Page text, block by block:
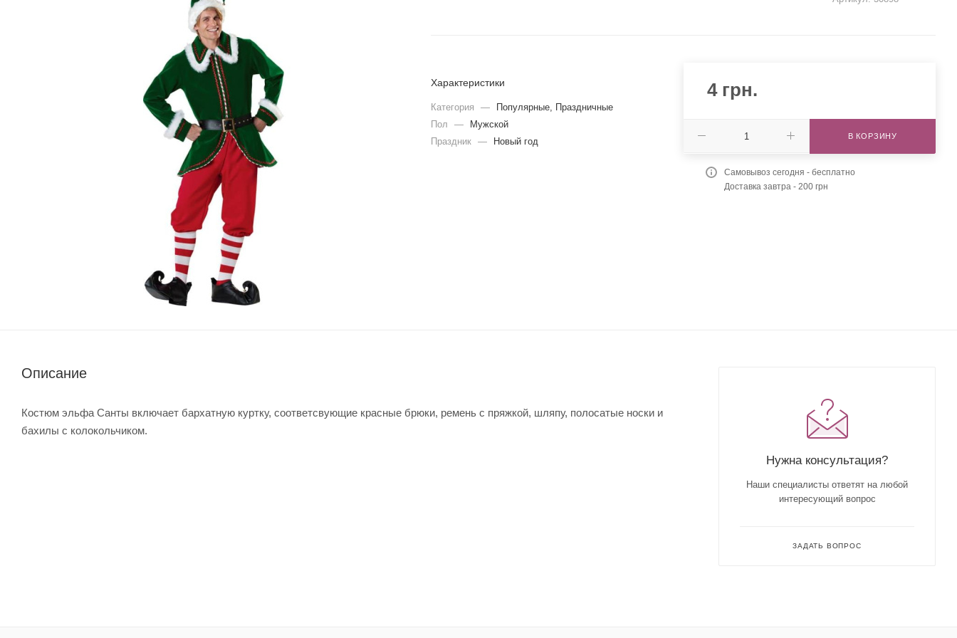
Характеристики
Категория —
Популярные, Праздничные
Пол
—
Мужской
Праздник
— Новый год
4грн.
В КОРЗИНУ
Самовывоз сегодня - бесплатно
Доставка завтра - 200 грн
Описание
Костюм эльфа Санты включает бархатную куртку, соответсвующие красные брюки, ремень с пряжкой, шляпу, полосатые носки и
бахилы с колокольчиком.
Нужна консультация?
Наши специалисты ответят на любой
интересующий вопрос
ЗАДАТЬ ВОПРОС